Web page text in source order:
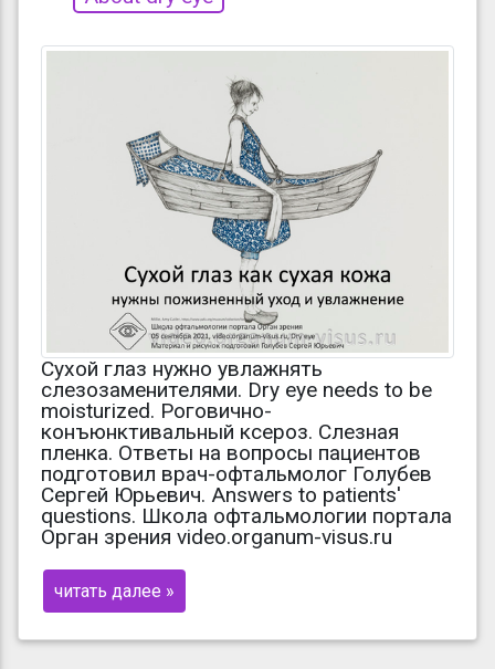
Сухой глаз нужно увлажнять
слезозаменителями. Dry eye needs to be
moisturized. Роговично-
конъюнктивальный ксероз. Слезная
пленка. Ответы на вопросы пациентов
подготовил врач-офтальмолог Голубев
Сергей Юрьевич. Answers to patients'
questions. Школа офтальмологии портала
Орган зрения video.organum-visus.ru
читать далее »